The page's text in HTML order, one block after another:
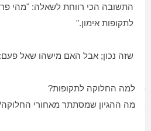
התשובה הכי רווחת לשאלה: "מהי
לתקופות אימון."
שזה נכון; אבל האם מישהו שאל פעם:
-
למה החלוקה לתקופות?
-
מה ההגיון שמסתתר מאחורי